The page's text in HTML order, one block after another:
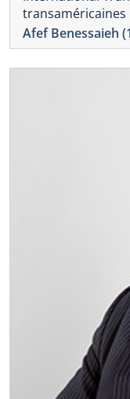
transaméricaines
Afef Benessaieh